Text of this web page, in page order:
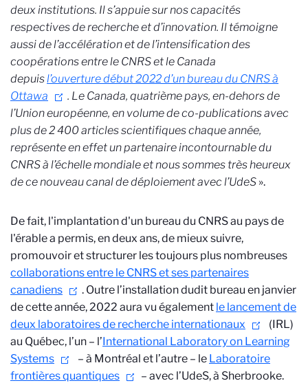
deux institutions. Il s’appuie sur nos capacités
respectives de recherche et d’innovation. Il témoigne
aussi de l’accélération et de l’intensification des
coopérations entre le CNRS et le Canada
depuisl’ouverture début 2022 d’un bureau du CNRS à
Ottawa
. Le Canada, quatrième pays, en-dehors de
l’Union européenne, en volume de co-publications avec
plus de 2 400 articles scientifiques chaque année,
représente en effet un partenaire incontournable du
CNRS à l’échelle mondiale et nous sommes très heureux
de ce nouveau canal de déploiement avec l’UdeS ».
De fait, l'implantation d'un bureau du CNRS au pays de
l'érable a permis, en deux ans, de mieux suivre,
promouvoir et structurer les toujours plus nombreuses
collaborations entre le CNRS et ses partenaires
canadiens
. Outre l’installation dudit bureau en janvier
de cette année, 2022 aura vu également le lancement de
deux laboratoires de recherche internationaux
(IRL)
au Québec, l’un – l’International Laboratory on Learning
Systems
– à Montréal et l’autre – le Laboratoire
frontières quantiques
– avec l’UdeS, à Sherbrooke.